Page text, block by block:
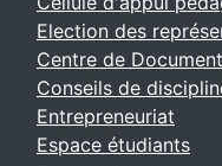
Election des
Centre de
Conseils de
Entrepreneuriat
Espace étudiants